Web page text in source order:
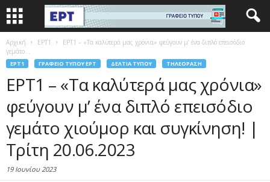
Αρχική EΡΤ1
ΕΡΤ1 – «Τα καλύτερά μας χρόνια» φεύγουν μ’ ένα διπλό επεισόδιο
γεμάτο...
EΡΤ1 ΓΡΑΦΕΊΟ ΤΎΠΟΥ ΕΡΤ ΔΕΛΤΊΑ ΤΎΠΟΥ ΤΗΛΕΌΡΑΣΗ
ΕΡΤ1 – «Τα καλύτερά μας χρόνια»
φεύγουν μ’ ένα διπλό επεισόδιο
γεμάτο χιούμορ και συγκίνηση! |
Τρίτη 20.06.2023
19 Ιουνίου 2023